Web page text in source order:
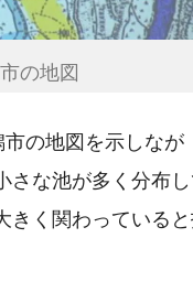
の地図
市の地図を示しなが
さな池が多く分布
きく関わっている